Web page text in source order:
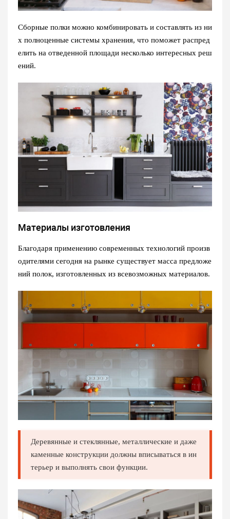
Сборные полки можно комбинировать и составлять из ни
х полноценные системы хранения, что поможет распред
елить на отведенной площади несколько интересных реш
ений.
Материалы изготовления
Благодаря применению современных технологий произв
одителями сегодня на рынке существует масса предложе
ний полок, изготовленных из всевозможных материалов.
Деревянные и стеклянные, металлические и даже
каменные конструкции должны вписываться в ин
терьер и выполнять свои функции.